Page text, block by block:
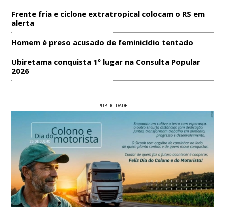
Frente fria e ciclone extratropical colocam o RS em
alerta
Homem é preso acusado de feminicídio tentado
Ubiretama conquista 1º lugar na Consulta Popular
2026
PUBLICIDADE